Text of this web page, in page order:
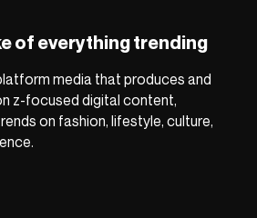
of everything trending
media that produces and
z-focused digital content,
on fashion, lifestyle, culture,